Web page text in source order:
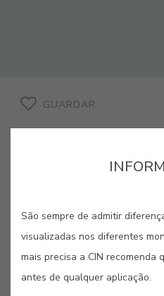
GUARDAR
AZUL ARLES #E214
Uma das cores
Provença,
São sempre de admitir
visualizadas nos diferentes
mais precisa a CIN recomenda
antes de qualquer aplicação.